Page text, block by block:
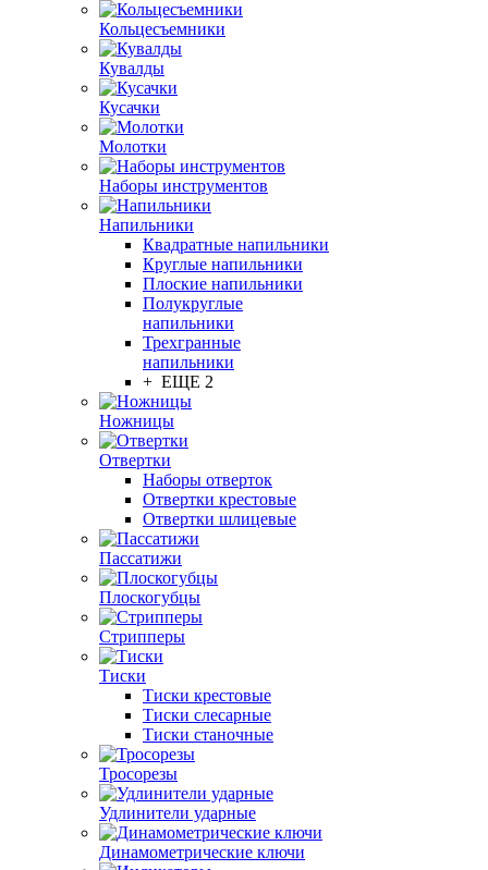
Кольцесъемники
Кувалды
Кусачки
Молотки
Наборы инструментов
Напильники
Квадратные напильники
Круглые напильники
Плоские напильники
Полукруглые
напильники
Трехгранные
напильники
+ ЕЩЕ 2
Ножницы
Отвертки
Наборы отверток
Отвертки крестовые
Отвертки шлицевые
Пассатижи
Плоскогубцы
Стрипперы
Тиски
Тиски крестовые
Тиски слесарные
Тиски станочные
Тросорезы
Удлинители ударные
Динамометрические ключи